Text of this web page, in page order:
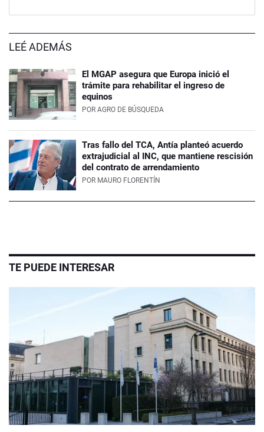
LEÉ ADEMÁS
El MGAP asegura que Europa inició el
trámite para rehabilitar el ingreso de
equinos
POR AGRO DE BÚSQUEDA
Tras fallo del TCA, Antía planteó acuerdo
extrajudicial al INC, que mantiene rescisión
del contrato de arrendamiento
POR MAURO FLORENTÍN
TE PUEDE INTERESAR